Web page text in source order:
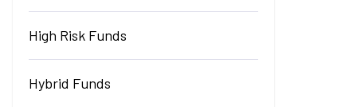
High Risk Funds
Hybrid Funds